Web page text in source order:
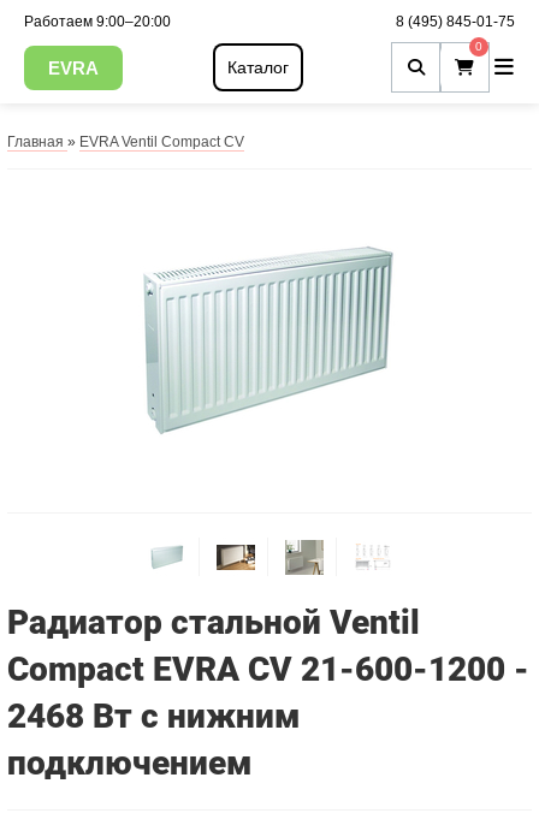
Работаем 9:00–20:00 8 (495) 845-01-75
EVRA Каталог
0
Главная » EVRA Ventil Compact CV
Радиатор стальной Ventil
Compact EVRA CV 21-600-1200 -
2468 Вт с нижним
подключением